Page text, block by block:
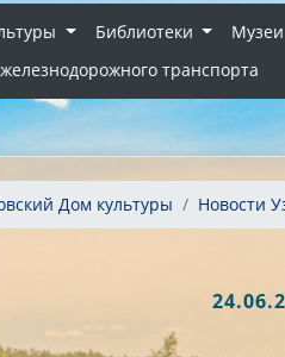
Библиотеки Музеи
транспорта
Дом культуры Новости